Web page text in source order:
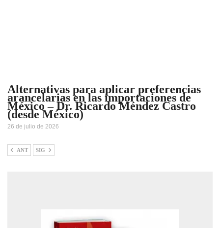
Alternativas para aplicar preferencias
arancelarias en las importaciones de
México – Dr. Ricardo Méndez Castro
(desde México)
26 de julio de 2026
ANT SIG